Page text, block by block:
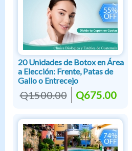
20 Unidades de Botox en Área
a Elección: Frente, Patas de
Gallo o Entrecejo
Q1500.00 Q675.00